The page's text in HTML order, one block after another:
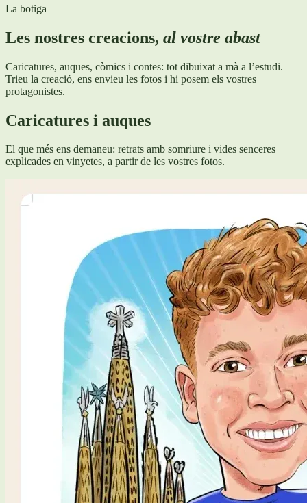
La botiga
Les nostres creacions, al vostre abast
Caricatures, auques, còmics i contes: tot dibuixat a mà a l’estudi.
Trieu la creació, ens envieu les fotos i hi posem els vostres
protagonistes.
Caricatures i auques
El que més ens demaneu: retrats amb somriure i vides senceres
explicades en vinyetes, a partir de les vostres fotos.